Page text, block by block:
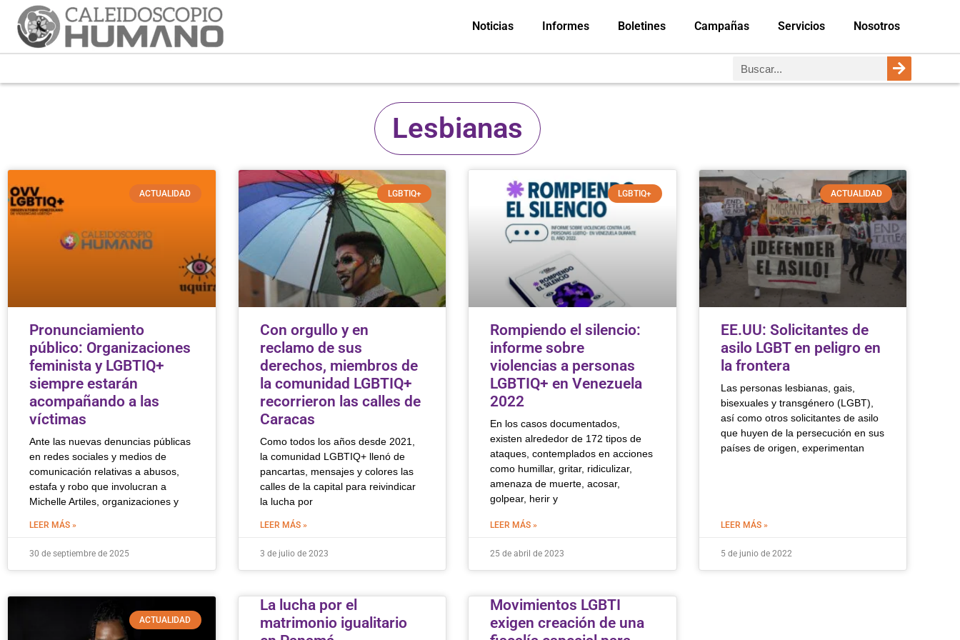
Noticias Informes Boletines Campañas Servicios Nosotros
Lesbianas
ACTUALIDAD
Pronunciamiento
público: Organizaciones
feminista y LGBTIQ+
siempre estarán
acompañando a las
víctimas
Ante las nuevas denuncias públicas
en redes sociales y medios de
comunicación relativas a abusos,
estafa y robo que involucran a
Michelle Artiles, organizaciones y
LEER MÁS »
30 de septiembre de 2025
LGBTIQ+
Con orgullo y en
reclamo de sus
derechos, miembros de
la comunidad LGBTIQ+
recorrieron las calles de
Caracas
Como todos los años desde 2021,
la comunidad LGBTIQ+ llenó de
pancartas, mensajes y colores las
calles de la capital para reivindicar
la lucha por
LEER MÁS »
3 de julio de 2023
LGBTIQ+
Rompiendo el silencio:
informe sobre
violencias a personas
LGBTIQ+ en Venezuela
2022
En los casos documentados,
existen alrededor de 172 tipos de
ataques, contemplados en acciones
como humillar, gritar, ridiculizar,
amenaza de muerte, acosar,
golpear, herir y
LEER MÁS »
25 de abril de 2023
ACTUALIDAD
EE.UU: Solicitantes de
asilo LGBT en peligro en
la frontera
Las personas lesbianas, gais,
bisexuales y transgénero (LGBT),
así como otros solicitantes de asilo
que huyen de la persecución en sus
países de origen, experimentan
LEER MÁS »
5 de junio de 2022
ACTUALIDAD
La lucha por el
matrimonio igualitario
Movimientos LGBTI
exigen creación de una